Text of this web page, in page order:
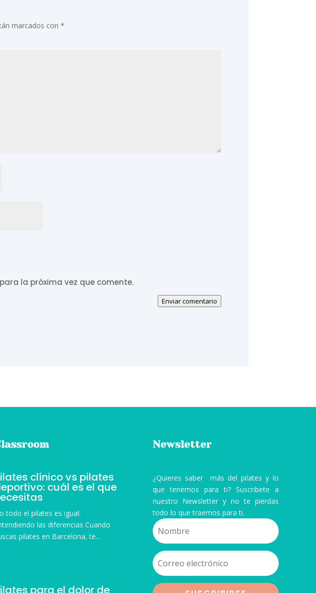
marcados con*
la próxima vez que comente.
Enviar comentario
clínico vs pilates
cuál es el que
todo el pilates es igual:
las diferencias Cuando
pilates en Barcelona, te...
para el dolor de
Newsletter
¿Quieres saber más del pilates y lo
que tenemos para ti? Suscribete a
nuestro Newsletter y no te pierdas
todo lo que traemos para ti.